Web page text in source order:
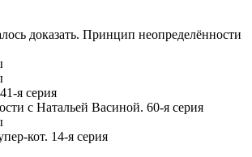
доказать. Принцип неопределённости
я серия
с Натальей Васиной. 60-я серия
кот. 14-я серия